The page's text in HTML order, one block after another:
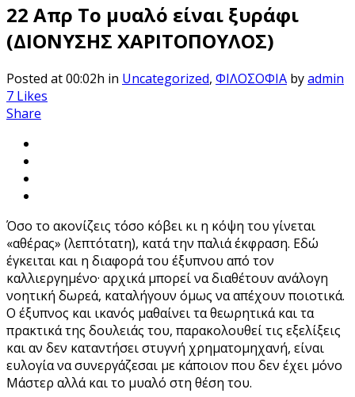
22 Απρ Το μυαλό είναι ξυράφι
(ΔΙΟΝΥΣΗΣ ΧΑΡΙΤΟΠΟΥΛΟΣ)
Posted at 00:02h in Uncategorized, ΦΙΛΟΣΟΦΙΑ byadmin
7 Likes
Share
Όσο το ακονίζεις τόσο κόβει κι η κόψη του γίνεται
«αθέρας» (λεπτότατη), κατά την παλιά έκφραση. Εδώ
έγκειται και η διαφορά του έξυπνου από τον
καλλιεργημένο· αρχικά μπορεί να διαθέτουν ανάλογη
νοητική δωρεά, καταλήγουν όμως να απέχουν ποιοτικά.
Ο έξυπνος και ικανός μαθαίνει τα θεωρητικά και τα
πρακτικά της δουλειάς του, παρακολουθεί τις εξελίξεις
και αν δεν καταντήσει στυγνή χρηματομηχανή, είναι
ευλογία να συνεργάζεσαι με κάποιον που δεν έχει μόνο
Μάστερ αλλά και το μυαλό στη θέση του.